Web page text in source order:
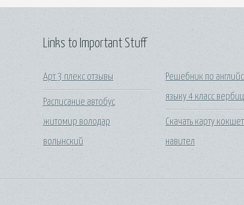
Links to Important Stuff
Арт 3 плекс отзывы
Расписание автобус
житомир володар
волынский
Решебник по
языку 4 класс
Скачать карту
навител